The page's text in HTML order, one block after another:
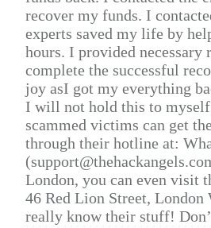
recover my funds. I
experts saved my life by
hours. I provided
complete the successful
joy asI got my everything
I will not hold this to
scammed victims can get
through their hotline at:
London, you can even visit
46 Red Lion Street, London
really know their stuff!